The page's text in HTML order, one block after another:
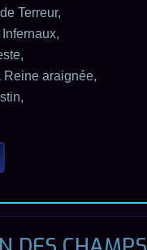
Terreur,
Reine araignée,